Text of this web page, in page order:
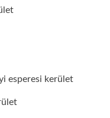
esperesi kerület